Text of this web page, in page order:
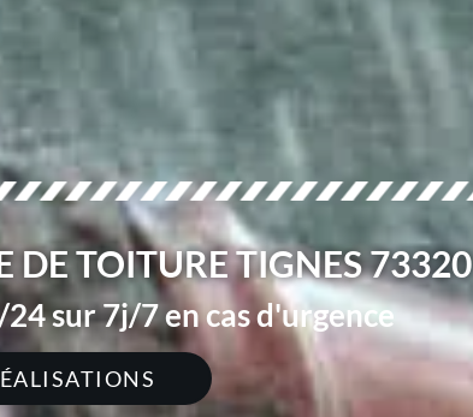
DE TOITURE TIGNES 73320
sur 7j/7 en cas d'urgence